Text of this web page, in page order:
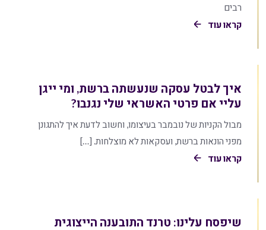
רבים
קראו עוד
איך לבטל עסקה שנעשתה ברשת, ומי ייגן
עליי אם פרטי האשראי שלי נגנבו?
מבול הקניות של נובמבר בעיצומו, וחשוב לדעת איך להתגונן
מפני הונאות ברשת, ועסקאות לא מוצלחות. […]
קראו עוד
שיפסח עלינו: טרנד התובענה הייצוגית